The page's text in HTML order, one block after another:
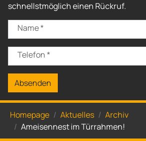
schnellstmöglich einen Rückruf.
Name*
Telefon*
Absenden
Homepage Aktuelles
Archiv
Ameisennest im Türrahmen!